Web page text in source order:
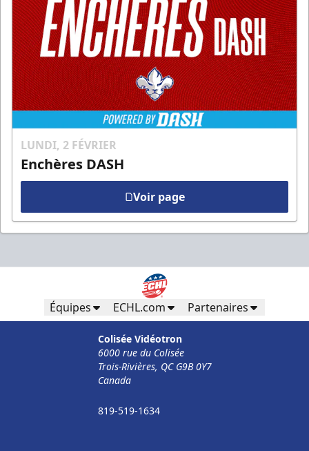
LUNDI, 2 FÉVRIER
Enchères DASH
Voir page
Équipes ECHL.com Partenaires
Colisée Vidéotron
6000 rue du Colisée
Trois-Rivières, QC G9B 0Y7
Canada
819-519-1634